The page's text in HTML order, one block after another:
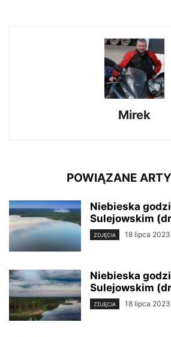
Mirek
POWIĄZANE
Niebieska
Sulejowskim
ZDJĘCIA 18 lipca 2023
Niebieska
Sulejowskim
ZDJĘCIA 18 lipca 2023